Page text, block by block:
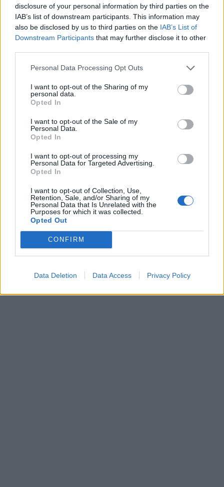
disclosure of your personal information by third parties on the
IAB’s list of downstream participants. This information may
also be disclosed by us to third parties on the IAB’s List of
Downstream Participants that may further disclose it to other
Personal Data Processing Opt Outs
I want to opt-out of the Sharing of my
personal data.
Opted In
I want to opt-out of the Sale of my
Personal Data.
Opted In
I want to opt-out of processing my
Personal Data for Targeted Advertising.
Opted In
I want to opt-out of Collection, Use,
Retention, Sale, and/or Sharing of my
Personal Data that Is Unrelated with the
Purposes for which it was collected.
Opted Out
CONFIRM
Data Deletion Data Access Privacy Policy
In evidenza